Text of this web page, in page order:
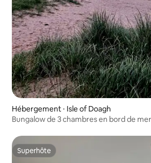
Hébergement ⋅ Isle of Doagh
Bungalow de 3 chambres en bord de mer
Superhôte
Superhôte